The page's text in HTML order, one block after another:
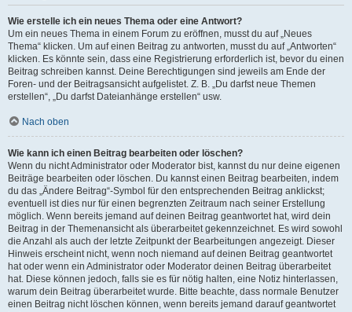
Wie erstelle ich ein neues Thema oder eine Antwort?
Um ein neues Thema in einem Forum zu eröffnen, musst du auf „Neues
Thema“ klicken. Um auf einen Beitrag zu antworten, musst du auf „Antworten“
klicken. Es könnte sein, dass eine Registrierung erforderlich ist, bevor du einen
Beitrag schreiben kannst. Deine Berechtigungen sind jeweils am Ende der
Foren- und der Beitragsansicht aufgelistet. Z. B. „Du darfst neue Themen
erstellen“, „Du darfst Dateianhänge erstellen“ usw.
Nach oben
Wie kann ich einen Beitrag bearbeiten oder löschen?
Wenn du nicht Administrator oder Moderator bist, kannst du nur deine eigenen
Beiträge bearbeiten oder löschen. Du kannst einen Beitrag bearbeiten, indem
du das „Ändere Beitrag“-Symbol für den entsprechenden Beitrag anklickst;
eventuell ist dies nur für einen begrenzten Zeitraum nach seiner Erstellung
möglich. Wenn bereits jemand auf deinen Beitrag geantwortet hat, wird dein
Beitrag in der Themenansicht als überarbeitet gekennzeichnet. Es wird sowohl
die Anzahl als auch der letzte Zeitpunkt der Bearbeitungen angezeigt. Dieser
Hinweis erscheint nicht, wenn noch niemand auf deinen Beitrag geantwortet
hat oder wenn ein Administrator oder Moderator deinen Beitrag überarbeitet
hat. Diese können jedoch, falls sie es für nötig halten, eine Notiz hinterlassen,
warum dein Beitrag überarbeitet wurde. Bitte beachte, dass normale Benutzer
einen Beitrag nicht löschen können, wenn bereits jemand darauf geantwortet